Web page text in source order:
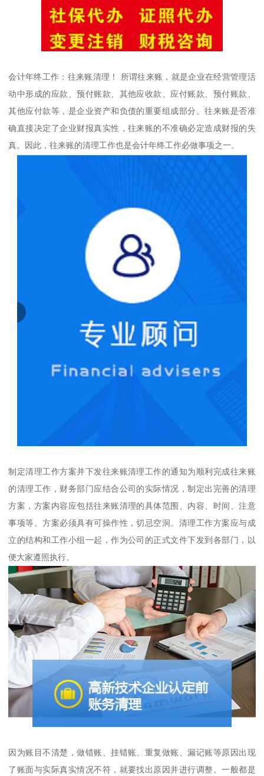
会计年终工作：往来账清理！ 所谓往来账，就是企业在经营管理活
动中形成的应款、预付账款、其他应收款、应付账款、预付账款、
其他应付款等，是企业资产和负债的重要组成部分。往来账是否准
确直接决定了企业财报真实性，往来账的不准确必定造成财报的失
真。因此，往来账的清理工作也是会计年终工作必做事项之一。
制定清理工作方案并下发往来账清理工作的通知为顺利完成往来账
的清理工作，财务部门应结合公司的实际情况，制定出完善的清理
方案，方案内容应包括往来账清理的具体范围、内容、时间、注意
事项等。方案必须具有可操作性，切忌空洞。清理工作方案应与成
立的结构和工作小组一起，作为公司的正式文件下发到各部门，以
便大家遵照执行。
因为账目不清楚，做错账、挂错账、重复做账、漏记账等原因出现
了账面与实际真实情况不符，就要找出原因并进行调整。一般都是